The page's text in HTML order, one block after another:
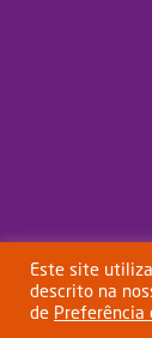
Este site
descrito na
de Preferência